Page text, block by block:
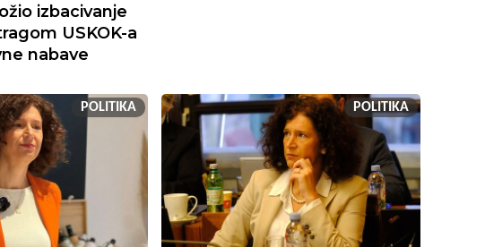
izbacivanje
USKOK-a
nabave
POLITIKA POLITIKA